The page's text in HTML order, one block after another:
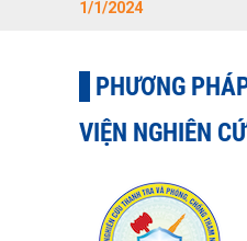
1/1/2024
PHƯƠNG
VIỆN NGHIÊN